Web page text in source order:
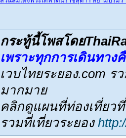
กระทู้นี้โพสโดย
เพราะทุกการเดินทาง
เวบไทยระยอง.com
มากมาย
คลิกดูแผนที่ท่องเที่ยว
รวมที่เที่ยวระยอง